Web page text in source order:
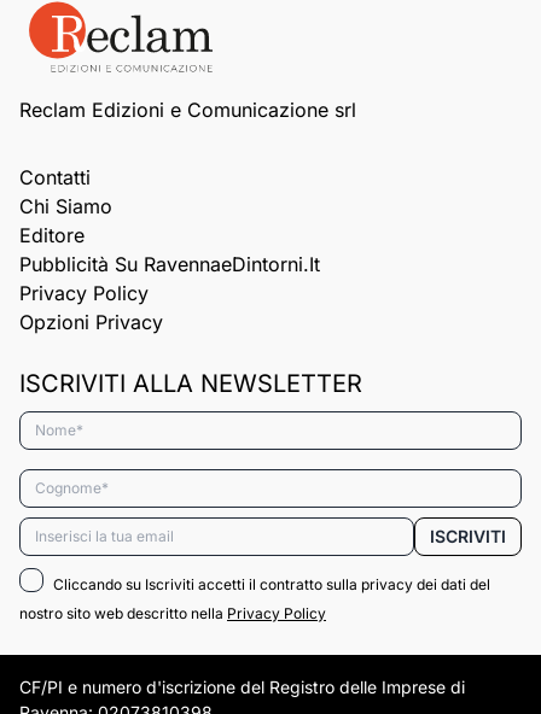
Reclam Edizioni e Comunicazione srl
Contatti
Chi Siamo
Editore
Pubblicità Su RavennaeDintorni.it
Privacy Policy
Opzioni Privacy
ISCRIVITI ALLA NEWSLETTER
Nome*
Cognome*
Email* ISCRIVITI
Cliccando su Iscriviti accetti il contratto sulla privacy dei dati del
nostro sito web descritto nella Privacy Policy
CF/PI e numero d'iscrizione del Registro delle Imprese di